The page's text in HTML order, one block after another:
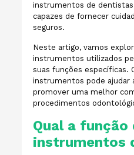
instrumentos de
capazes de fornecer
seguros.
Neste artigo, vamos
instrumentos utilizados
suas funções específicas.
instrumentos pode ajudar
promover uma melhor
procedimentos
Qual a função
instrumentos